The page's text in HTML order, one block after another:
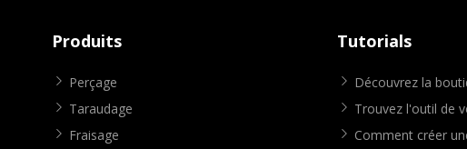
Produits
Perçage
Taraudage
Fraisage
Tutorials
Découvrez la
Trouvez l'outil de
Comment créer